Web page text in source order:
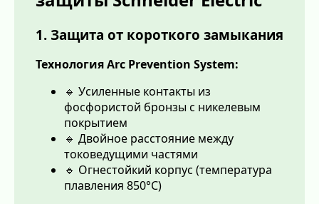
1. Защита от короткого замыкания
Технология Arc Prevention System:
🔹 Усиленные контакты из
фосфористой бронзы с никелевым
покрытием
🔹 Двойное расстояние между
токоведущими частями
🔹 Огнестойкий корпус (температура
плавления 850°C)